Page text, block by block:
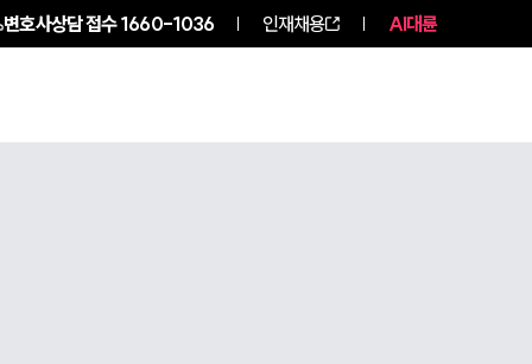
변호사상담 접수1660-1036 인재채용 AI대륜